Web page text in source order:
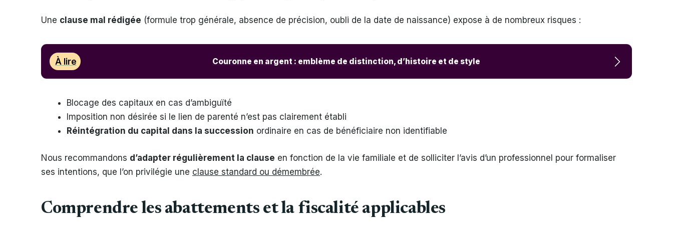
Une clause mal rédigée (formule trop générale, absence de précision, oubli de la date de naissance) expose à de nombreux risques :
À lire Couronne en argent : emblème de distinction, d’histoire et de style
Blocage des capitaux en cas d’ambiguïté
Imposition non désirée si le lien de parenté n’est pas clairement établi
Réintégration du capital dans la succession ordinaire en cas de bénéficiaire non identifiable
Nous recommandons d’adapter régulièrement la clause en fonction de la vie familiale et de solliciter l’avis d’un professionnel pour formaliser
ses intentions, que l’on privilégie une clause standard ou démembrée.
Comprendre les abattements et la fiscalité applicables